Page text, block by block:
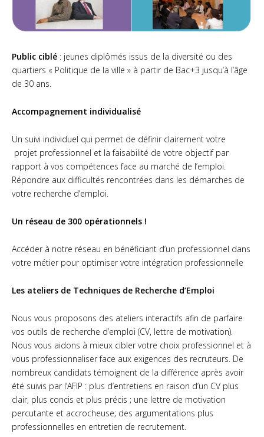
Rencontre candidats
Devenir partenaire
Collaborative Foundation
Diversity Lab
International Internship
Femme & Pouvoir
Devenir bénévole
Taxe d’apprentissage
Faire un don
Contact
Public ciblé : jeunes diplômés issus de la diversité ou des
quartiers « Politique de la ville » à partir de Bac+3 jusqu’à l’âge
de 30 ans.
Accompagnement individualisé
Un suivi individuel qui permet de définir clairement votre
projet professionnel et la faisabilité de votre objectif par
rapport à vos compétences face au marché de l’emploi.
Répondre aux difficultés rencontrées dans les démarches de
votre recherche d’emploi.
Un réseau de 300 opérationnels !
Accéder à notre réseau en bénéficiant d’un professionnel dans
votre métier pour optimiser votre intégration professionnelle
Les ateliers de Techniques de Recherche d’Emploi
Nous vous proposons des ateliers interactifs afin de parfaire
vos outils de recherche d’emploi (CV, lettre de motivation).
Nous vous aidons à mieux cibler votre choix professionnel et à
vous professionnaliser face aux exigences des recruteurs. De
nombreux candidats témoignent de la différence après avoir
été suivis par l’AFIP : plus d’entretiens en raison d’un CV plus
clair, plus concis et plus précis ; une lettre de motivation
percutante et accrocheuse; des argumentations plus
professionnelles en entretien de recrutement.